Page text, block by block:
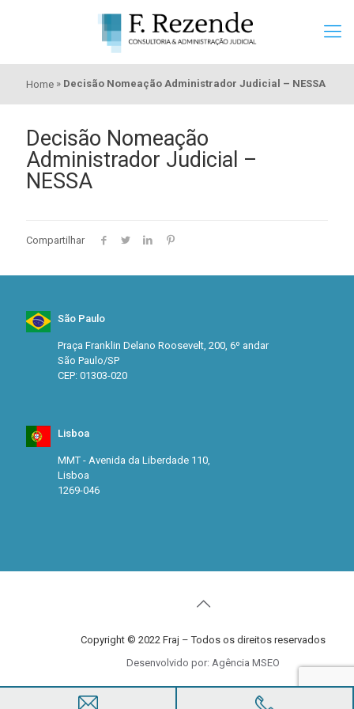
Home » Decisão Nomeação Administrador Judicial – NESSA
Decisão Nomeação
Administrador Judicial –
NESSA
Compartilhar
São Paulo
Praça Franklin Delano Roosevelt, 200, 6º andar
São Paulo/SP
CEP: 01303-020
Lisboa
MMT - Avenida da Liberdade 110,
Lisboa
1269-046
Copyright © 2022 Fraj – Todos os direitos reservados
Desenvolvido por: Agência MSEO